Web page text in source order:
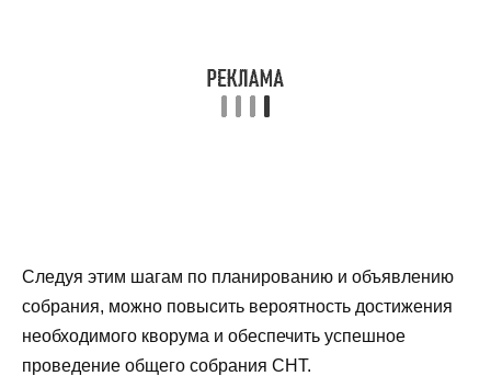
Следуя этим шагам по планированию и объявлению
собрания, можно повысить вероятность достижения
необходимого кворума и обеспечить успешное
проведение общего собрания СНТ.